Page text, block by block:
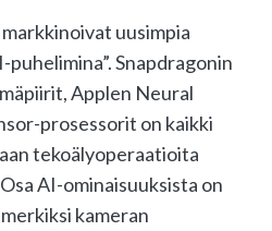
uusimpia
Snapdragonin
Applen Neural
prosessorit on kaikki
tekoälyoperaatioita
AI-ominaisuuksista on
kameran